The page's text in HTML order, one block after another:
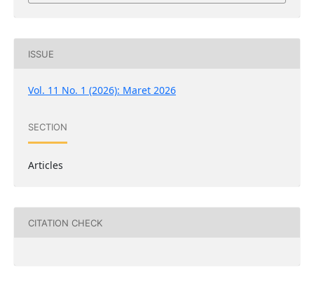
ISSUE
Vol. 11 No. 1 (2026): Maret 2026
SECTION
Articles
CITATION CHECK